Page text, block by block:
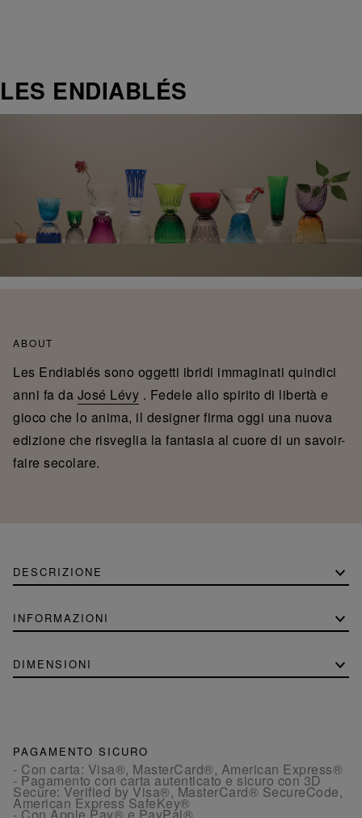
LES ENDIABLÉS
ABOUT
Les Endiablés sono oggetti ibridi immaginati quindici
anni fa da José Lévy . Fedele allo spirito di libertà e
gioco che lo anima, il designer firma oggi una nuova
edizione che risveglia la fantasia al cuore di un savoir-
faire secolare.
DESCRIZIONE
INFORMAZIONI
DIMENSIONI
PAGAMENTO SICURO
- Con carta: Visa®, MasterCard®, American Express®
- Pagamento con carta autenticato e sicuro con 3D
Secure: Verified by Visa®, MasterCard® SecureCode,
American Express SafeKey®